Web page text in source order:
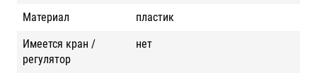
Материал
пластик
Имеется кран /
регулятор
нет